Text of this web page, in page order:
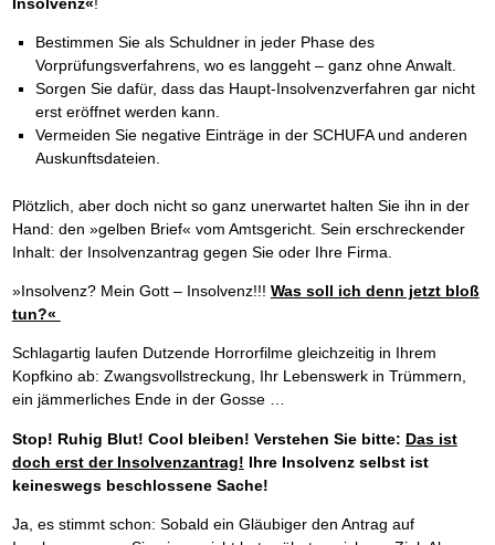
Bestimmen Sie als Schuldner in jeder Phase des
Vorprüfungsverfahrens, wo es langgeht – ganz ohne Anwalt.
Sorgen Sie dafür, dass das Haupt-Insolvenzverfahren gar nicht
erst eröffnet werden kann.
Vermeiden Sie negative Einträge in der SCHUFA und anderen
Auskunftsdateien.
Plötzlich, aber doch nicht so ganz unerwartet halten Sie ihn in der
Hand: den »gelben Brief« vom Amtsgericht. Sein erschreckender
Inhalt: der Insolvenzantrag gegen Sie oder Ihre Firma.
»Insolvenz? Mein Gott – Insolvenz!!! Was soll ich denn jetzt bloß
tun?«
Schlagartig laufen Dutzende Horrorfilme gleichzeitig in Ihrem
Kopfkino ab: Zwangsvollstreckung, Ihr Lebenswerk in Trümmern,
ein jämmerliches Ende in der Gosse …
Stop! Ruhig Blut! Cool bleiben! Verstehen Sie bitte: Das ist
doch erst der Insolvenzantrag! Ihre Insolvenz selbst ist
keineswegs beschlossene Sache!
Ja, es stimmt schon: Sobald ein Gläubiger den Antrag auf